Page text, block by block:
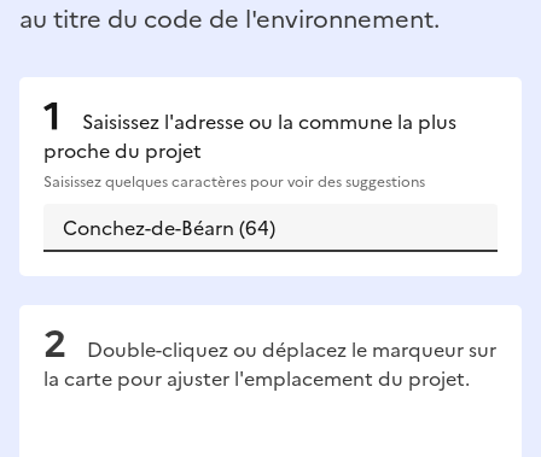
au titre du code de l'environnement.
Saisissez l'adresse ou la commune la plus
proche du projet
Saisissez quelques caractères pour voir des suggestions
Double-cliquez ou déplacez le marqueur sur
la carte pour ajuster l'emplacement du projet.